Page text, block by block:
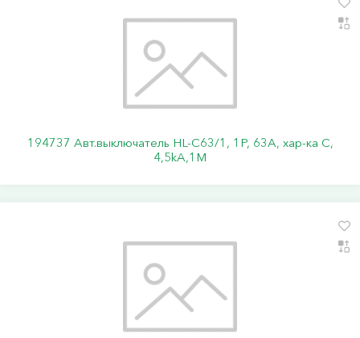
194737 Авт.выключатель HL-C63/1, 1Р, 63А, хар-ка С,
4,5kA,1M